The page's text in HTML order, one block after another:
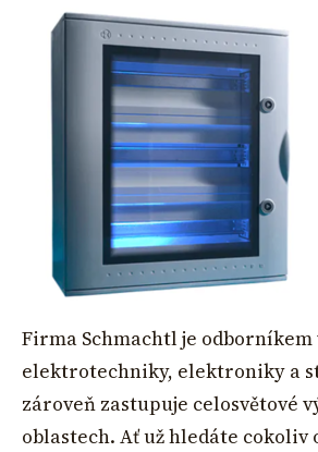
Firma Schmachtl je odborníkem
elektrotechniky, elektroniky a
zároveň zastupuje celosvětové
oblastech. Ať už hledáte